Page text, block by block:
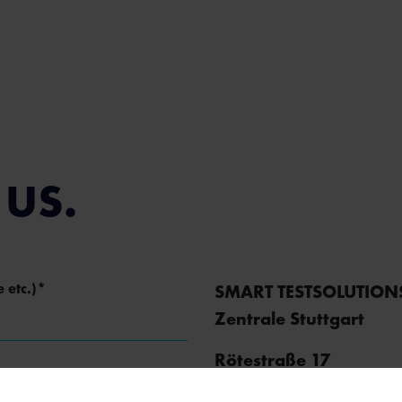
etc.)*
SMART
Zentrale Stuttgart
Rötestraße 17